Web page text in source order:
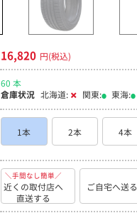
16,820 円(税込)
60 本
倉庫状況 北海道: 関東: 東海:
1本 2本 4本
＼手間なし簡単／
近くの取付店へ
直送する
ご自宅へ送る